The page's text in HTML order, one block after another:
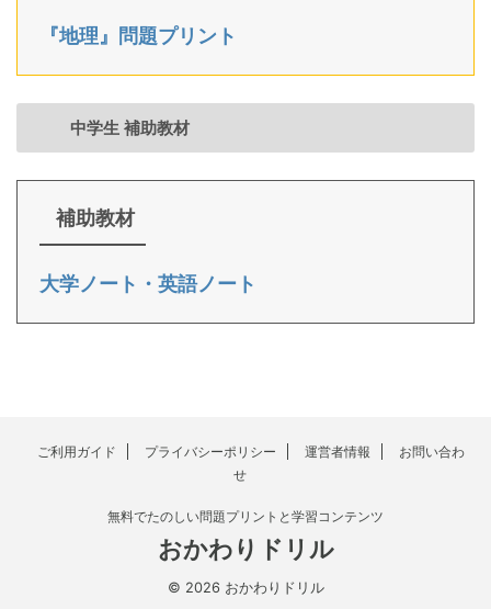
『地理』問題プリント
中学生 補助教材
補助教材
大学ノート・英語ノート
ご利用ガイド プライバシーポリシー 運営者情報
お問い合わ
せ
無料でたのしい問題プリントと学習コンテンツ
おかわりドリル
© 2026 おかわりドリル